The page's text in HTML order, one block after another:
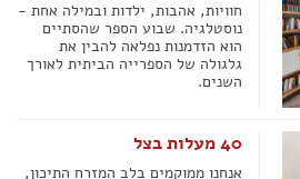
חוויות, אהבות, ילדות ובמילה אחת -
נוסטלגיה. שבוע הספר שהסתיים
הוא הזדמנות נפלאה להבין את
גלגולה של הספרייה הביתית לאורך
השנים.
40 מעלות בצל
אנחנו ממוקמים בלב המזרח התיכון,